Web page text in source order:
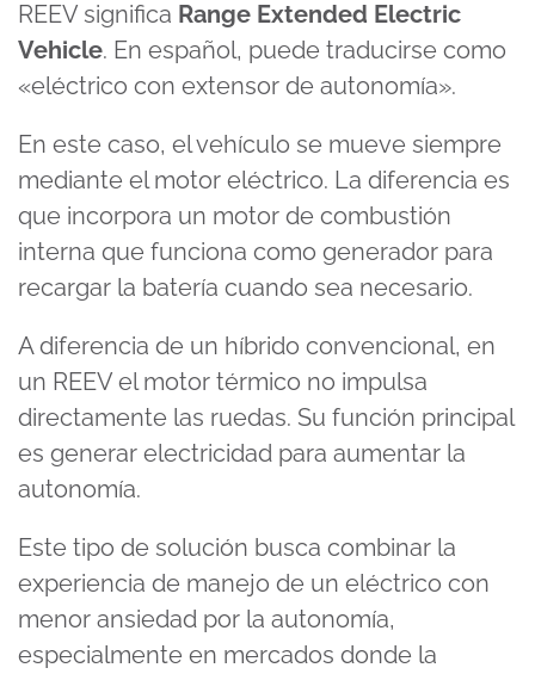
REEV significa Range Extended Electric
Vehicle. En español, puede traducirse como
«eléctrico con extensor de autonomía».
En este caso, el vehículo se mueve siempre
mediante el motor eléctrico. La diferencia es
que incorpora un motor de combustión
interna que funciona como generador para
recargar la batería cuando sea necesario.
A diferencia de un híbrido convencional, en
un REEV el motor térmico no impulsa
directamente las ruedas. Su función principal
es generar electricidad para aumentar la
autonomía.
Este tipo de solución busca combinar la
experiencia de manejo de un eléctrico con
menor ansiedad por la autonomía,
especialmente en mercados donde la